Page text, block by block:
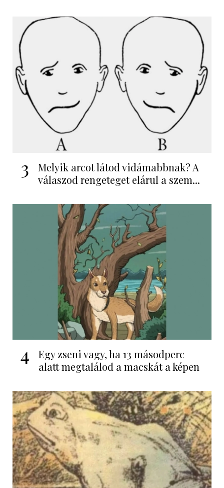
3
Melyik arcot látod vidámabbnak? A
válaszod rengeteget elárul a szem...
4
Egy zseni vagy, ha 13 másodperc
alatt megtalálod a macskát a képen